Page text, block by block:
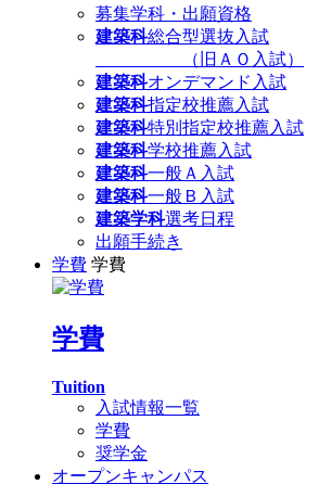
募集学科・出願資格
建築科総合型選抜入試
（旧ＡＯ入試）
建築科オンデマンド入試
建築科指定校推薦入試
建築科特別指定校推薦入試
建築科学校推薦入試
建築科一般Ａ入試
建築科一般Ｂ入試
建築学科選考日程
出願手続き
学費 学費
学費
Tuition
入試情報一覧
学費
奨学金
オープンキャンパス